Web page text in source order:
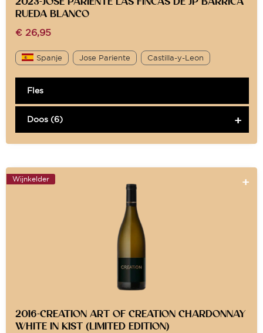
RUEDA BLANCO
€ 26,95
Spanje Jose Pariente Castilla-y-Leon
Fles
Doos (6)
Wijnkelder
2016-CREATION ART OF CREATION CHARDONNAY
WHITE IN KIST (LIMITED EDITION)